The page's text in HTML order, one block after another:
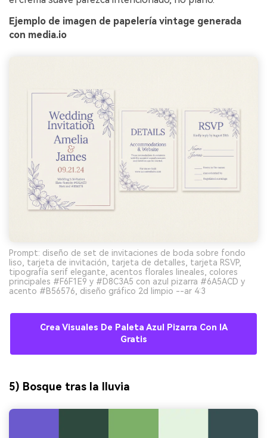
Ejemplo de imagen de papelería vintage generada
con media.io
Prompt: diseño de set de invitaciones de boda sobre fondo
liso, tarjeta de invitación, tarjeta de detalles, tarjeta RSVP,
tipografía serif elegante, acentos florales lineales, colores
principales #F6F1E9 y #D8C3A5 con azul pizarra #6A5ACD y
acento #B56576, diseño gráfico 2d limpio --ar 4:3
Crea Visuales De Paleta Azul Pizarra Con IA
Gratis
5) Bosque tras la lluvia